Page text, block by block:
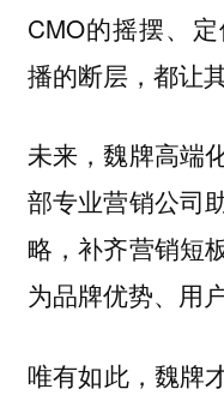
CMO的摇摆、
播的断层，都让
未来 ，魏牌高端
部专业营销公司
略，补齐营销短
为品牌优势、用
唯有如此，魏牌